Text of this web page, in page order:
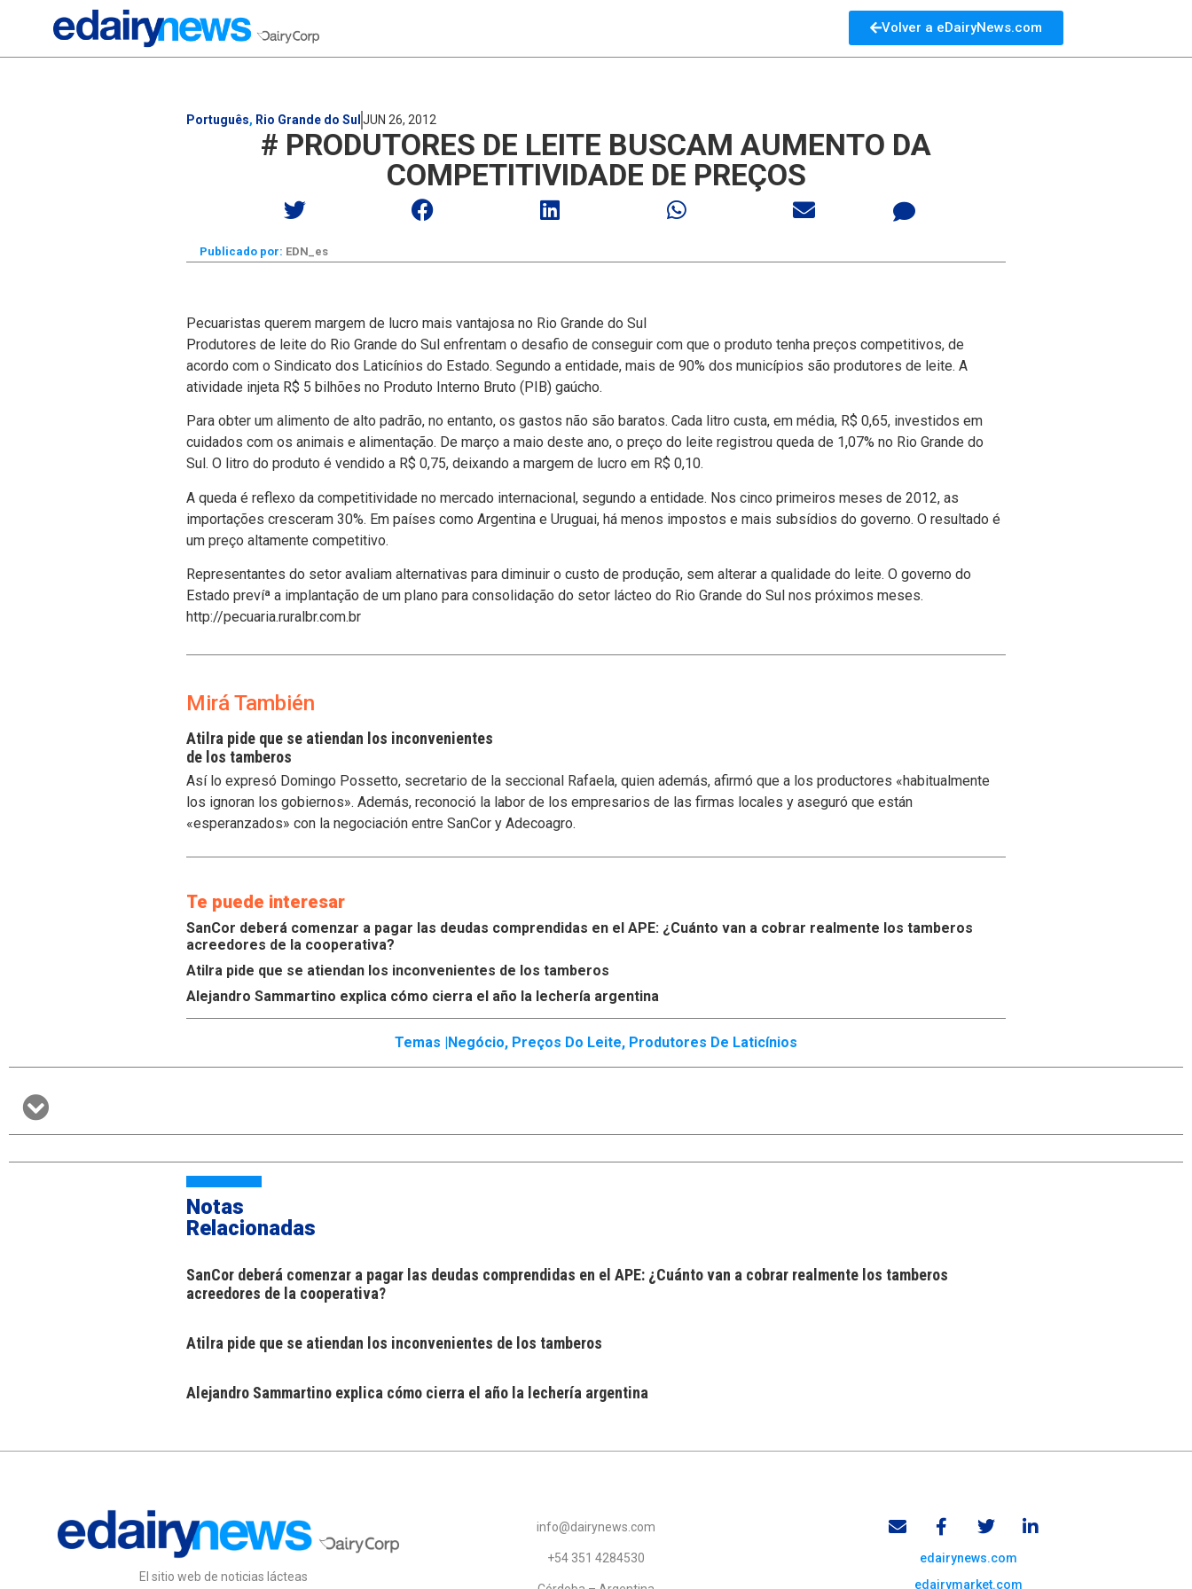
Volver a eDairyNews.com
Português, Rio Grande do Sul JUN 26, 2012
# PRODUTORES DE LEITE BUSCAM AUMENTO DA
COMPETITIVIDADE DE PREÇOS
Publicado por: EDN_es
Pecuaristas querem margem de lucro mais vantajosa no Rio Grande do Sul
Produtores de leite do Rio Grande do Sul enfrentam o desafio de conseguir com que o produto tenha preços competitivos, de
acordo com o Sindicato dos Laticí­nios do Estado. Segundo a entidade, mais de 90% dos municí­pios são produtores de leite. A
atividade injeta R$ 5 bilhões no Produto Interno Bruto (PIB) gaúcho.
Para obter um alimento de alto padrão, no entanto, os gastos não são baratos. Cada litro custa, em média, R$ 0,65, investidos em
cuidados com os animais e alimentação. De março a maio deste ano, o preço do leite registrou queda de 1,07% no Rio Grande do
Sul. O litro do produto é vendido a R$ 0,75, deixando a margem de lucro em R$ 0,10.
A queda é reflexo da competitividade no mercado internacional, segundo a entidade. Nos cinco primeiros meses de 2012, as
importações cresceram 30%. Em paí­ses como Argentina e Uruguai, há menos impostos e mais subsí­dios do governo. O resultado é
um preço altamente competitivo.
Representantes do setor avaliam alternativas para diminuir o custo de produção, sem alterar a qualidade do leite. O governo do
Estado prevíª a implantação de um plano para consolidação do setor lácteo do Rio Grande do Sul nos próximos meses.
http://pecuaria.ruralbr.com.br
Mirá También
Atilra pide que se atiendan los inconvenientes
de los tamberos
Así lo expresó Domingo Possetto, secretario de la seccional Rafaela, quien además, afirmó que a los productores «habitualmente
los ignoran los gobiernos». Además, reconoció la labor de los empresarios de las firmas locales y aseguró que están
«esperanzados» con la negociación entre SanCor y Adecoagro.
Te puede interesar
SanCor deberá comenzar a pagar las deudas comprendidas en el APE: ¿Cuánto van a cobrar realmente los tamberos
acreedores de la cooperativa?
Atilra pide que se atiendan los inconvenientes de los tamberos
Alejandro Sammartino explica cómo cierra el año la lechería argentina
Temas |Negócio, Preços Do Leite, Produtores De Laticínios
Notas
Relacionadas
SanCor deberá comenzar a pagar las deudas comprendidas en el APE: ¿Cuánto van a cobrar realmente los tamberos
acreedores de la cooperativa?
Atilra pide que se atiendan los inconvenientes de los tamberos
Alejandro Sammartino explica cómo cierra el año la lechería argentina
El sitio web de noticias lácteas
info@dairynews.com
+54 351 4284530
edairynews.com
edairymarket.com